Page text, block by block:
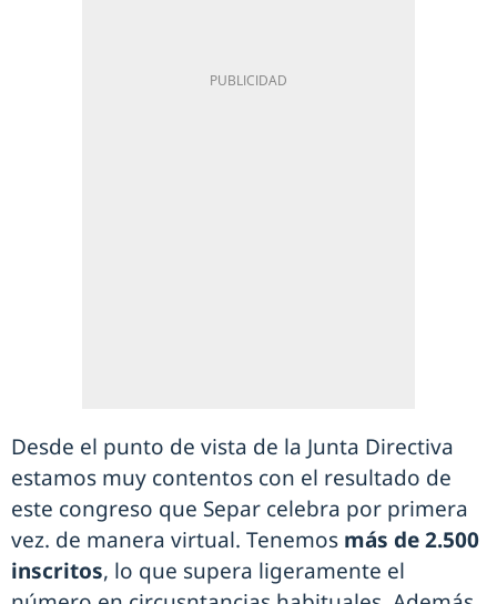
Desde el punto de vista de la Junta Directiva
estamos muy contentos con el resultado de
este congreso que Separ celebra por primera
vez. de manera virtual. Tenemos más de 2.500
inscritos, lo que supera ligeramente el